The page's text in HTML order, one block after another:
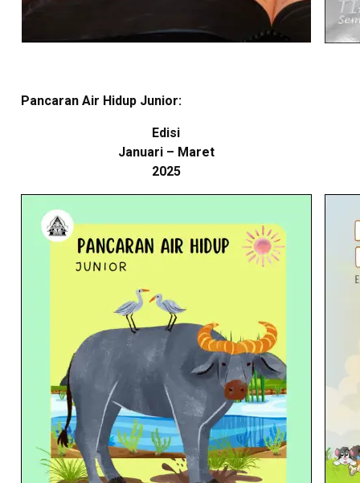
Pancaran Air Hidup Junior:
Edisi
Januari – Maret
2025